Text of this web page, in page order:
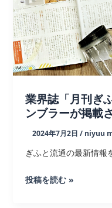
ザ
イ
ン
で
ス
ツ
ケ
プ
ゼ
業界誌「月刊ぎ
ンブラーが掲載
2024年7月2日 / niyuu
ぎふと流通の最新情報
業
投稿を読む »